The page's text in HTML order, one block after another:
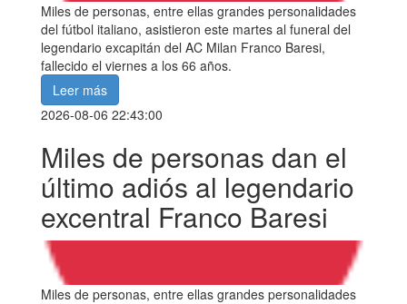
Miles de personas, entre ellas grandes personalidades
del fútbol italiano, asistieron este martes al funeral del
legendario excapitán del AC Milan Franco Baresi,
fallecido el viernes a los 66 años.
Leer más
2026-08-06 22:43:00
Miles de personas dan el
último adiós al legendario
excentral Franco Baresi
Miles de personas, entre ellas grandes personalidades